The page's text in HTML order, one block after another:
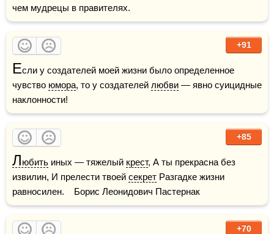
чем мудрецы в правителях.
+91
Если у создателей моей жизни было определенное
чувство юмора, то у создателей любви — явно суицидные
наклонности!
+85
Любить иных — тяжелый крест, А ты прекрасна без
извилин, И прелести твоей секрет Разгадке жизни
равносилен.    Борис Леонидович Пастернак
+70